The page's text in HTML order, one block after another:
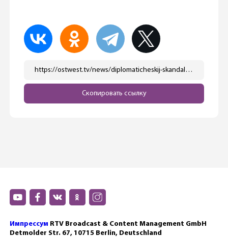
https://ostwest.tv/news/diplomaticheskij-skandal-posolstvo-germanii-v-belgii-prekratilo-sotrudnichestvo-s-festivalem-iz-za-otmeny-izrailskogo-dirizhera/
Скопировать ссылку
Импрессум RTV Broadcast & Content Management GmbH
Detmolder Str. 67, 10715 Berlin, Deutschland